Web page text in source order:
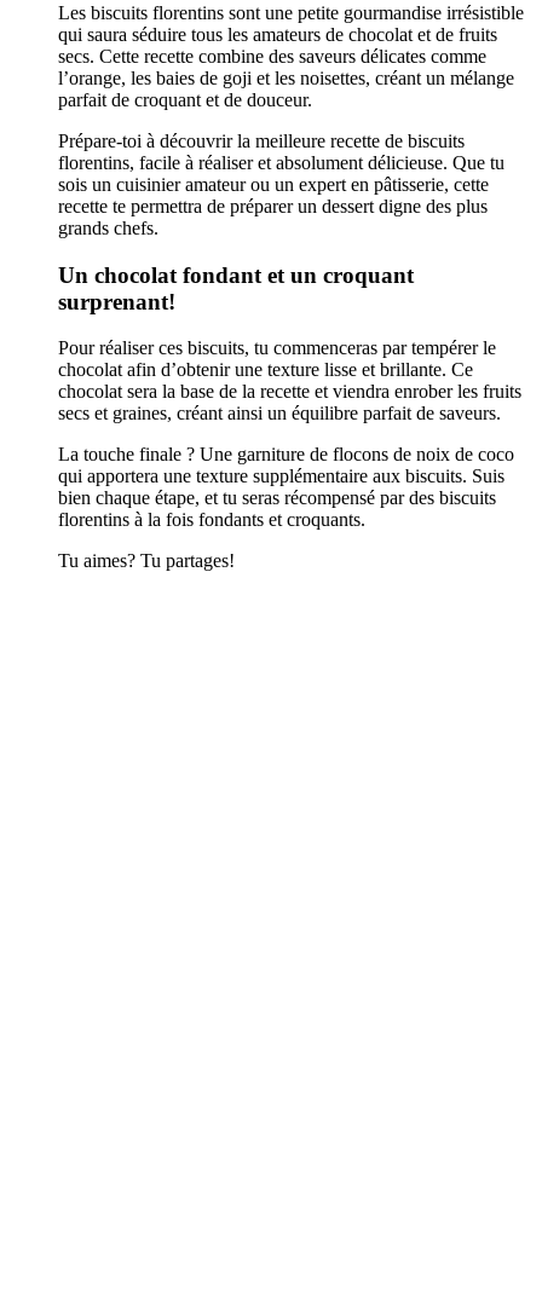
Les biscuits florentins sont une petite gourmandise irrésistible
qui saura séduire tous les amateurs de chocolat et de fruits
secs. Cette recette combine des saveurs délicates comme
l’orange, les baies de goji et les noisettes, créant un mélange
parfait de croquant et de douceur.
Prépare-toi à découvrir la meilleure recette de biscuits
florentins, facile à réaliser et absolument délicieuse. Que tu
sois un cuisinier amateur ou un expert en pâtisserie, cette
recette te permettra de préparer un dessert digne des plus
grands chefs.
Un chocolat fondant et un croquant
surprenant!
Pour réaliser ces biscuits, tu commenceras par tempérer le
chocolat afin d’obtenir une texture lisse et brillante. Ce
chocolat sera la base de la recette et viendra enrober les fruits
secs et graines, créant ainsi un équilibre parfait de saveurs.
La touche finale ? Une garniture de flocons de noix de coco
qui apportera une texture supplémentaire aux biscuits. Suis
bien chaque étape, et tu seras récompensé par des biscuits
florentins à la fois fondants et croquants.
Tu aimes? Tu partages!